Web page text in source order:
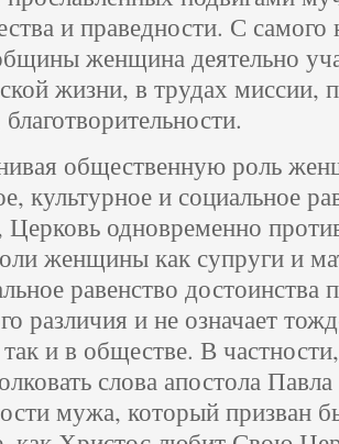
и праведности. С самого
женщина деятельно
жизни, в трудах миссии,
общественную роль
культурное и социальное
одновременно
женщины как супруги и
равенство достоинства
различия и не означает
так и в обществе. В
слова апостола
мужа, который призван